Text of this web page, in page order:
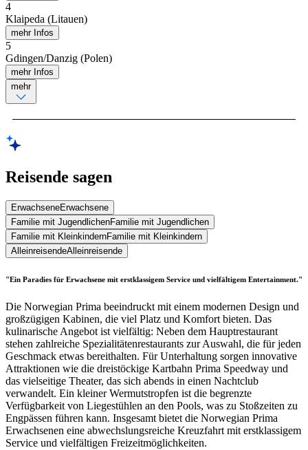
4
Klaipeda (Litauen)
mehr Infos
5
Gdingen/Danzig (Polen)
mehr Infos
mehr
Reisende sagen
ErwachseneErwachsene
Familie mit JugendlichenFamilie mit Jugendlichen
Familie mit KleinkindernFamilie mit Kleinkindern
AlleinreisendeAlleinreisende
"Ein Paradies für Erwachsene mit erstklassigem Service und vielfältigem Entertainment."
Die Norwegian Prima beeindruckt mit einem modernen Design und
großzügigen Kabinen, die viel Platz und Komfort bieten. Das
kulinarische Angebot ist vielfältig: Neben dem Hauptrestaurant
stehen zahlreiche Spezialitätenrestaurants zur Auswahl, die für jeden
Geschmack etwas bereithalten. Für Unterhaltung sorgen innovative
Attraktionen wie die dreistöckige Kartbahn Prima Speedway und
das vielseitige Theater, das sich abends in einen Nachtclub
verwandelt. Ein kleiner Wermutstropfen ist die begrenzte
Verfügbarkeit von Liegestühlen an den Pools, was zu Stoßzeiten zu
Engpässen führen kann. Insgesamt bietet die Norwegian Prima
Erwachsenen eine abwechslungsreiche Kreuzfahrt mit erstklassigem
Service und vielfältigen Freizeitmöglichkeiten.